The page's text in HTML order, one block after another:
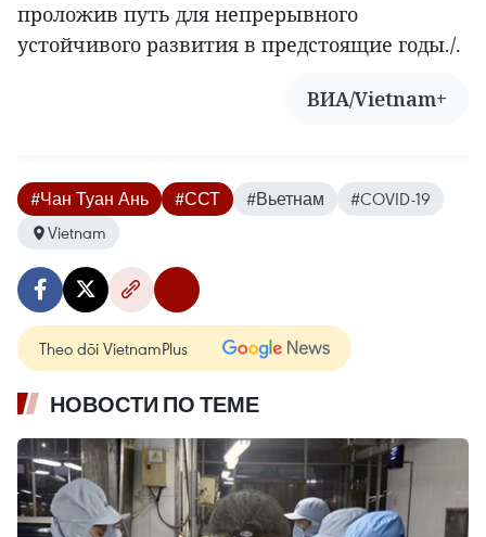
проложив путь для непрерывного
устойчивого развития в предстоящие годы./.
ВИА/Vietnam+
#Чан Туан Ань #ССТ #Вьетнам
#COVID-19
Vietnam
Theo dõi VietnamPlus
НОВОСТИ ПО ТЕМЕ